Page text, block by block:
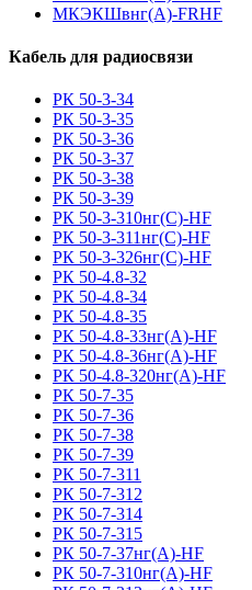
МКЭКШвнг(A)-FRHF
Кабель для радиосвязи
РК 50-3-34
РК 50-3-35
РК 50-3-36
РК 50-3-37
РК 50-3-38
РК 50-3-39
РК 50-3-310нг(С)-HF
РК 50-3-311нг(С)-HF
РК 50-3-326нг(С)-HF
РК 50-4.8-32
РК 50-4.8-34
РК 50-4.8-35
РК 50-4.8-33нг(A)-HF
РК 50-4.8-36нг(A)-HF
РК 50-4.8-320нг(A)-HF
РК 50-7-35
РК 50-7-36
РК 50-7-38
РК 50-7-39
РК 50-7-311
РК 50-7-312
РК 50-7-314
РК 50-7-315
РК 50-7-37нг(A)-HF
РК 50-7-310нг(A)-HF